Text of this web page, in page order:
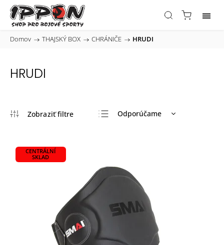
Domov / THAJSKÝ BOX / CHRÁNIČE / HRUDI
HRUDI
Odporúčame
Abecedne
CENTRÁLNÍ
SKLAD